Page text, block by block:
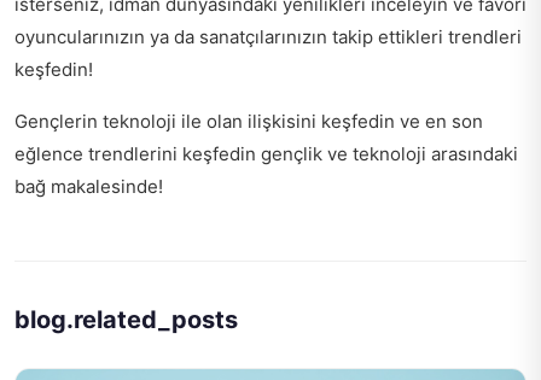
isterseniz, idman dünyasındaki yenilikleri inceleyin ve favori
oyuncularınızın ya da sanatçılarınızın takip ettikleri trendleri
keşfedin!
Gençlerin teknoloji ile olan ilişkisini keşfedin ve en son
eğlence trendlerini keşfedin gençlik ve teknoloji arasındaki
bağ makalesinde!
blog.related_posts